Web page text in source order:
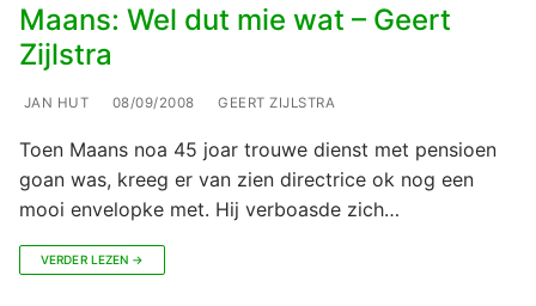
Maans: Wel dut mie wat – Geert
Zijlstra
JAN HUT 08/09/2008 GEERT ZIJLSTRA
Toen Maans noa 45 joar trouwe dienst met pensioen
goan was, kreeg er van zien directrice ok nog een
mooi envelopke met. Hij verboasde zich…
VERDER LEZEN →